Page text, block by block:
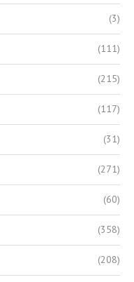
(3)
(111)
(215)
(117)
(31)
(271)
(60)
(358)
(208)